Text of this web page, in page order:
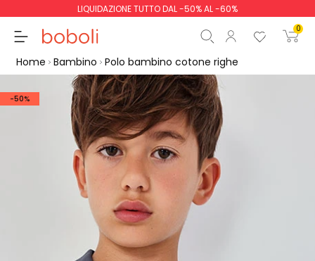
LIQUIDAZIONE TUTTO DAL -50% AL -60%
0
Totale parziale
Continua Inizio ordine
Home Bambino Polo bambino cotone righe
-50%